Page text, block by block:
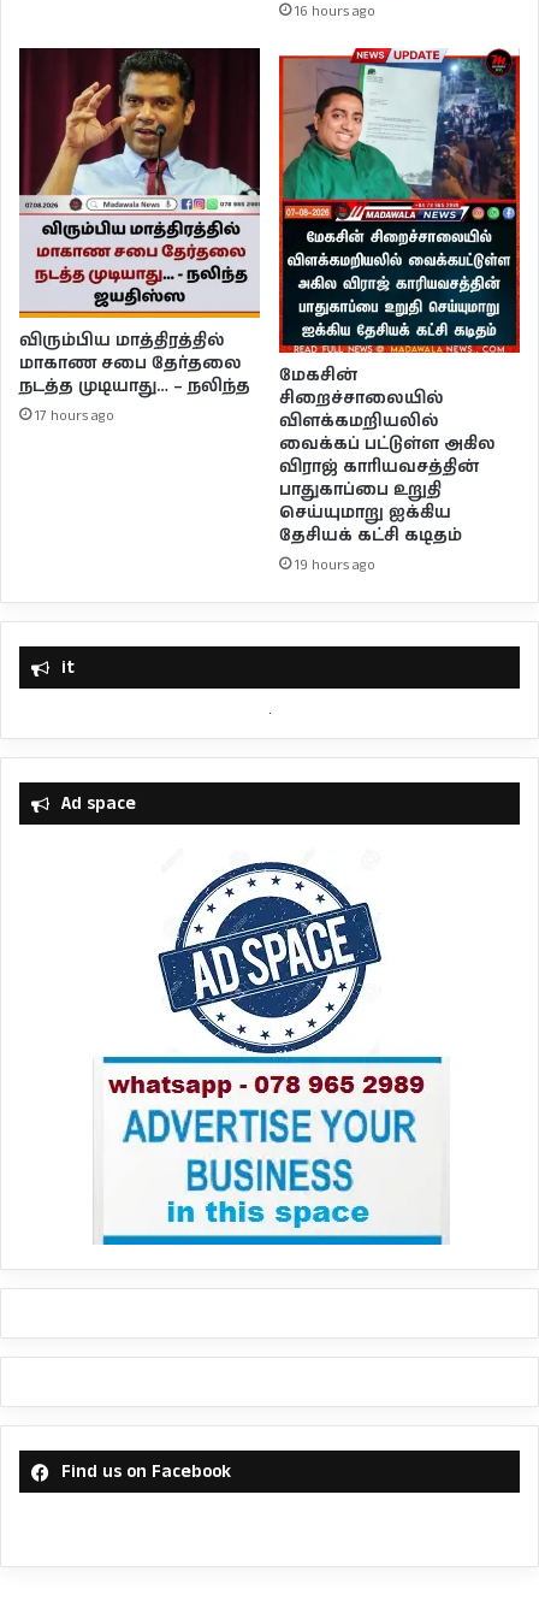
16 hours ago
விரும்பிய மாத்திரத்தில்
மாகாண சபை தேர்தலை
நடத்த முடியாது… – நலிந்த
17 hours ago
மேகசின்
சிறைச்சாலையில்
விளக்கமறியலில்
வைக்கப் பட்டுள்ள அகில
விராஜ் காரியவசத்தின்
பாதுகாப்பை உறுதி
செய்யுமாறு ஐக்கிய
தேசியக் கட்சி கடிதம்
19 hours ago
it
Ad space
Find us on Facebook